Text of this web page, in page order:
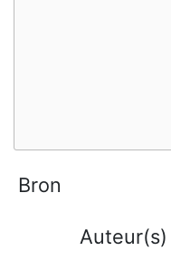
Bron
Auteur(s)